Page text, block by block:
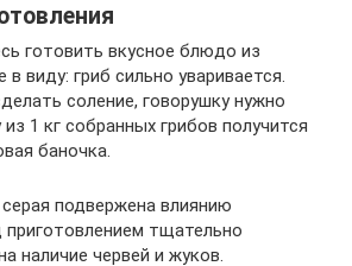
готовить вкусное блюдо из
виду: гриб сильно уваривается.
соление, говорушку нужно
1 кг собранных грибов получится
баночка.
подвержена влиянию
приготовлением тщательно
наличие червей и жуков.